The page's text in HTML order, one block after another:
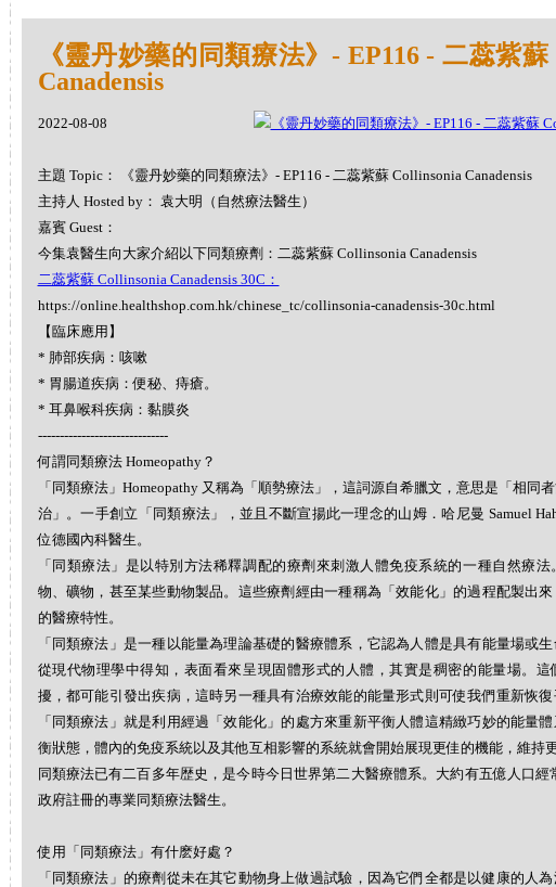
《靈丹妙藥的同類療法》- EP116 - 二蕊紫
Canadensis
2022-08-08
主題 Topic： 《靈丹妙藥的同類療法》- EP116 - 二蕊紫蘇 Collinsonia Canadensis
主持人 Hosted by： 袁大明（自然療法醫生）
嘉賓 Guest：
今集袁醫生向大家介紹以下同類療劑：二蕊紫蘇 Collinsonia Canadensis
二蕊紫蘇 Collinsonia Canadensis 30C：
https://online.healthshop.com.hk/chinese_tc/collinsonia-canadensis-30c.html
【臨床應用】
* 肺部疾病：咳嗽
* 胃腸道疾病：便秘、痔瘡。
* 耳鼻喉科疾病：黏膜炎
------------------------------
何謂同類療法 Homeopathy？
「同類療法」Homeopathy 又稱為「順勢療法」，這詞源自希臘文，意思是「相同
治」。一手創立「同類療法」，並且不斷宣揚此一理念的山姆．哈尼曼 Samuel
位德國內科醫生。
「同類療法」是以特別方法稀釋調配的療劑來刺激人體免疫系統的一種自然療
物、礦物，甚至某些動物製品。這些療劑經由一種稱為「效能化」的過程配製出
的醫療特性。
「同類療法」是一種以能量為理論基礎的醫療體系，它認為人體是具有能量場或
從現代物理學中得知，表面看來呈現固體形式的人體，其實是稠密的能量場。這
擾，都可能引發出疾病，這時另一種具有治療效能的能量形式則可使我們重新恢
「同類療法」就是利用經過「效能化」的處方來重新平衡人體這精緻巧妙的能量
衡狀態，體內的免疫系統以及其他互相影響的系統就會開始展現更佳的機能，維持
同類療法已有二百多年歴史，是今時今日世界第二大醫療體系。大約有五億人口經
政府註冊的專業同類療法醫生。
使用「同類療法」有什麽好處？
「同類療法」的療劑從未在其它動物身上做過試驗，因為它們全都是以健康的人